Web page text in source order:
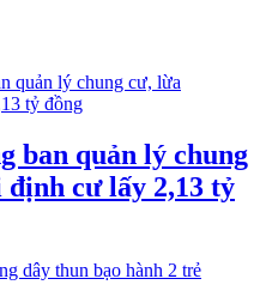
ban quản lý chung
định cư lấy 2,13 tỷ